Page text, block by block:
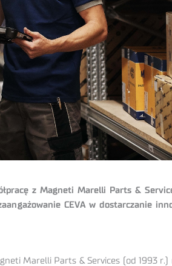
z Magneti Marelli Parts &
CEVA w dostarczanie
Marelli Parts & Services (od 1993